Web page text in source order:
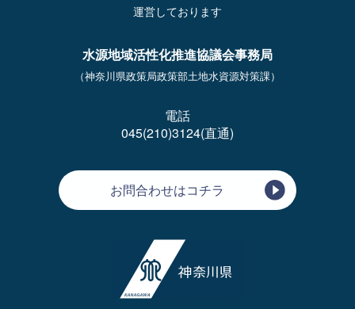
運営しております
水源地域活性化推進協議会事務局
（神奈川県政策局政策部土地水資源対策課）
電話
045(210)3124(直通)
お問合わせはコチラ